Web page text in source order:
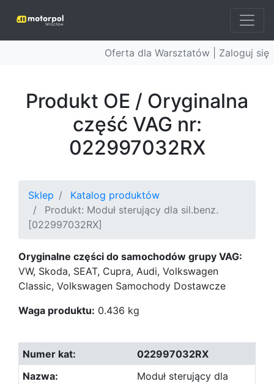
Oferta dla Warsztatów | Zaloguj się
Produkt OE / Oryginalna
część VAG nr:
022997032RX
Sklep
Katalog produktów
Produkt: Moduł sterujący dla sil.benz.
[022997032RX]
Oryginalne części do samochodów grupy VAG:
VW, Skoda, SEAT, Cupra, Audi, Volkswagen
Classic, Volkswagen Samochody Dostawcze
Waga produktu: 0.436 kg
022997032RX
Moduł sterujący dla